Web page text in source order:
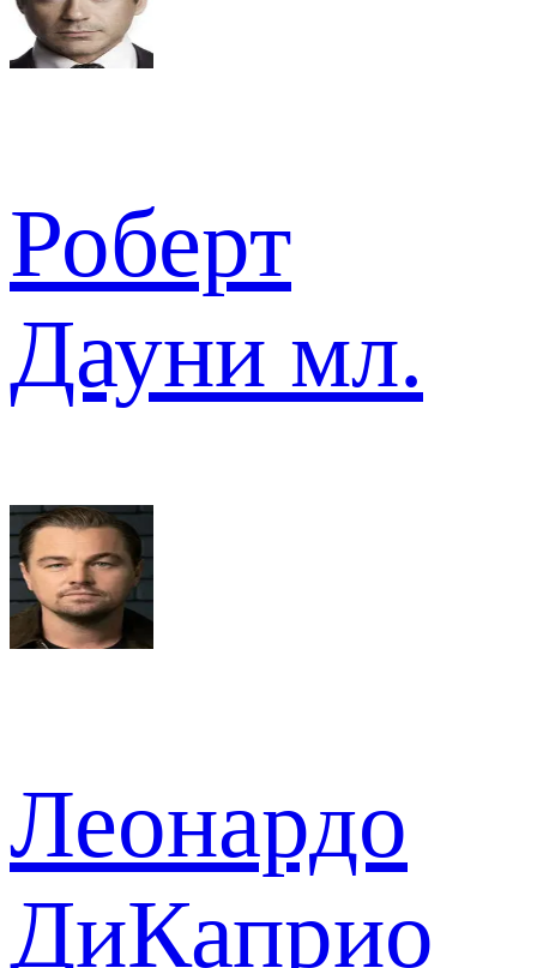
Роберт
Дауни мл.
Леонардо
ДиКаприо